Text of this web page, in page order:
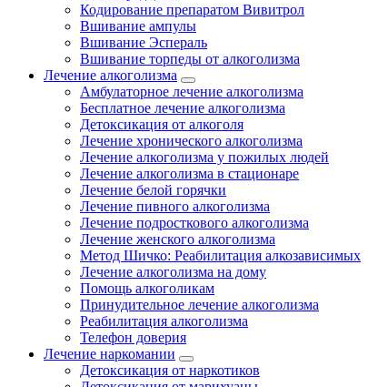
Кодирование препаратом Вивитрол
Вшивание ампулы
Вшивание Эспераль
Вшивание торпеды от алкоголизма
Лечение алкоголизма
Амбулаторное лечение алкоголизма
Бесплатное лечение алкоголизма
Детоксикация от алкоголя
Лечение хронического алкоголизма
Лечение алкоголизма у пожилых людей
Лечение алкоголизма в стационаре
Лечение белой горячки
Лечение пивного алкоголизма
Лечение подросткового алкоголизма
Лечение женского алкоголизма
Метод Шичко: Реабилитация алкозависимых
Лечение алкоголизма на дому
Помощь алкоголикам
Принудительное лечение алкоголизма
Реабилитация алкоголизма
Телефон доверия
Лечение наркомании
Детоксикация от наркотиков